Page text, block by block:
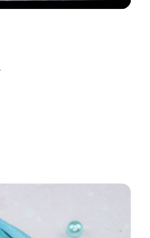
KOSZYKA